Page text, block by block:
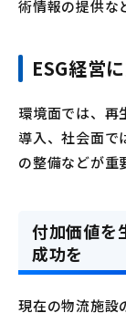
術情報の提供な
ESG経営
環境面では、再
導入、社会面で
の整備などが重
付加価値を
成功を
現在の物流施設